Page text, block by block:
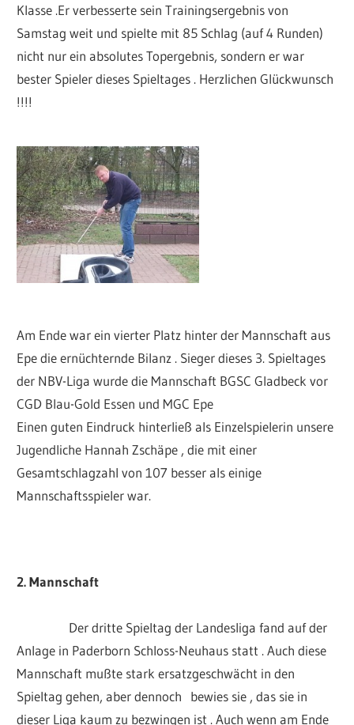
Klasse .Er verbesserte sein Trainingsergebnis von
Samstag weit und spielte mit 85 Schlag (auf 4 Runden)
nicht nur ein absolutes Topergebnis, sondern er war
bester Spieler dieses Spieltages . Herzlichen Glückwunsch
!!!!
Am Ende war ein vierter Platz hinter der Mannschaft aus
Epe die ernüchternde Bilanz . Sieger dieses 3. Spieltages
der NBV-Liga wurde die Mannschaft BGSC Gladbeck vor
CGD Blau-Gold Essen und MGC Epe
Einen guten Eindruck hinterließ als Einzelspielerin unsere
Jugendliche Hannah Zschäpe , die mit einer
Gesamtschlagzahl von 107 besser als einige
Mannschaftsspieler war.
2. Mannschaft
Der dritte Spieltag der Landesliga fand auf der
Anlage in Paderborn Schloss-Neuhaus statt . Auch diese
Mannschaft mußte stark ersatzgeschwächt in den
Spieltag gehen, aber dennoch bewies sie , das sie in
dieser Liga kaum zu bezwingen ist . Auch wenn am Ende